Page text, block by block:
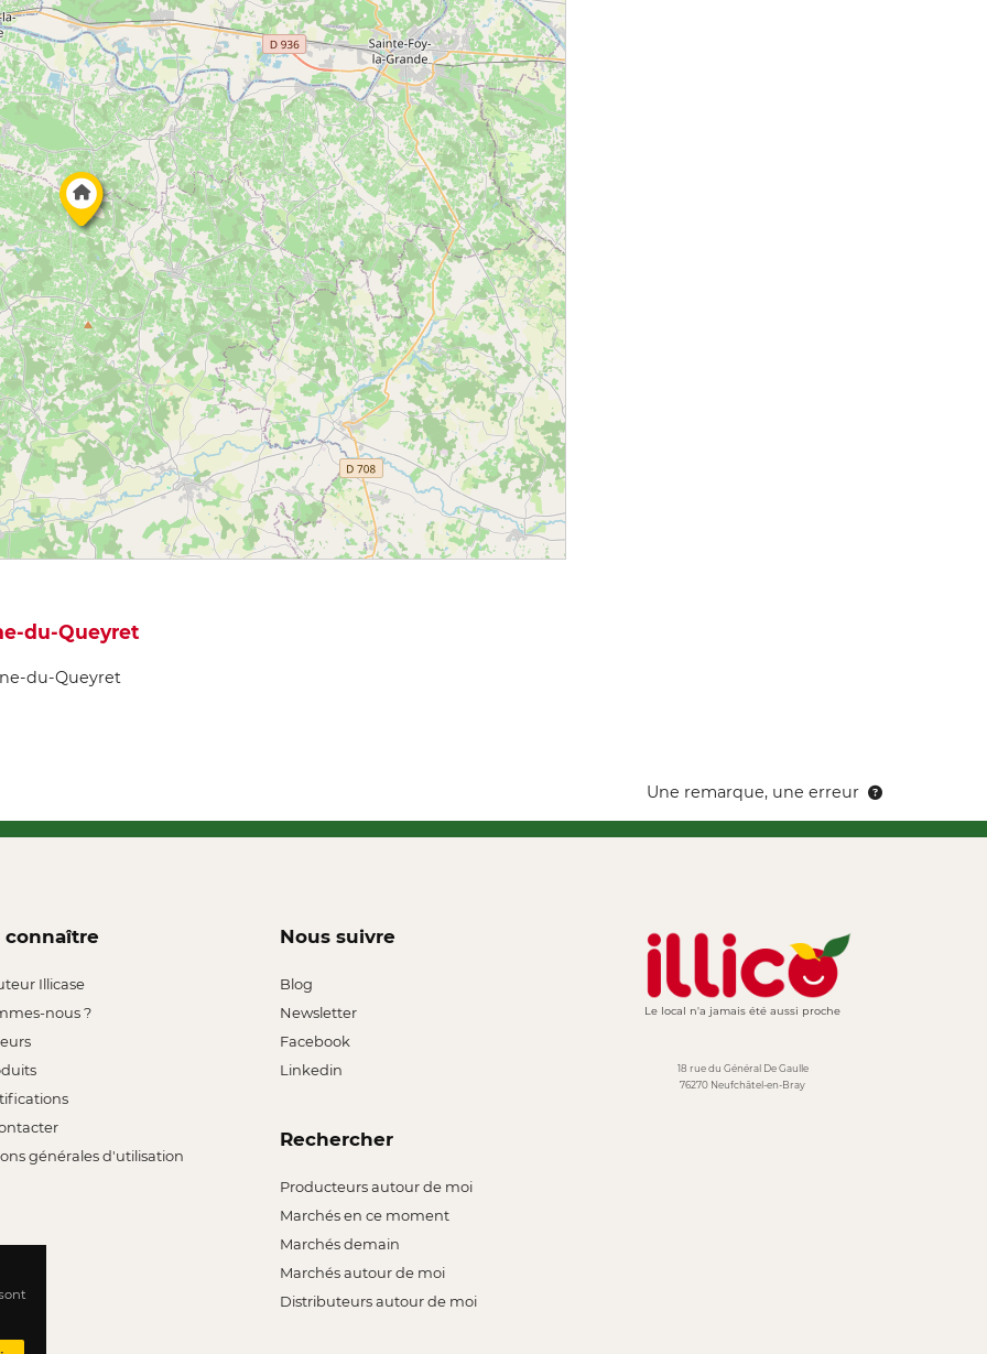
du-Queyret
du-Queyret
Une remarque, une erreur
connaître
Illicase
nous ?
générales d'utilisation
Nous suivre
Blog
Newsletter
Facebook
Linkedin
Rechercher
Producteurs autour de moi
Marchés en ce moment
Marchés demain
Marchés autour de moi
Distributeurs autour de moi
Le local n'a jamais été aussi proche
18 rue du Général De Gaulle
76270 Neufchâtel-en-Bray